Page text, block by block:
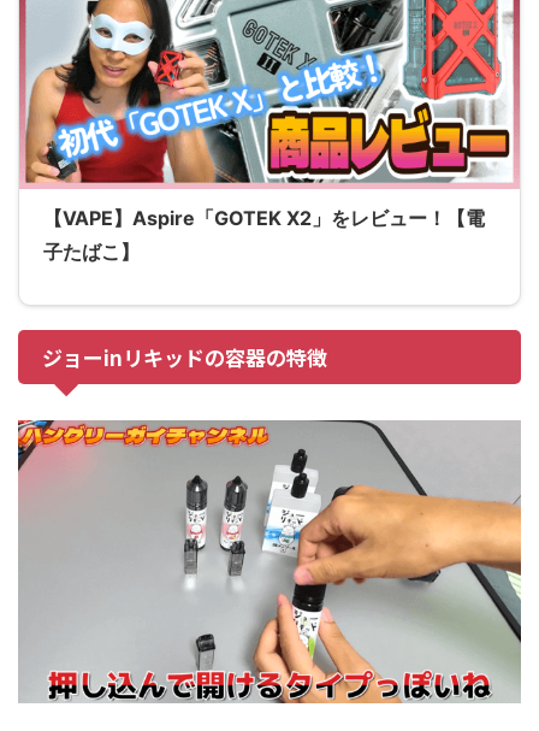
【VAPE】Aspire「GOTEK X2」をレビュー！【電
子たばこ】
ジョーinリキッドの容器の特徴